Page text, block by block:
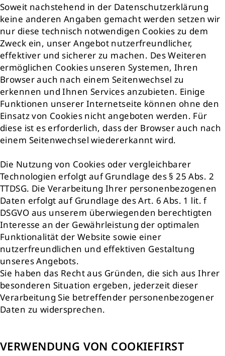
Soweit nachstehend in der Datenschutzerklärung
keine anderen Angaben gemacht werden setzen wir
nur diese technisch notwendigen Cookies zu dem
Zweck ein, unser Angebot nutzerfreundlicher,
effektiver und sicherer zu machen. Des Weiteren
ermöglichen Cookies unseren Systemen, Ihren
Browser auch nach einem Seitenwechsel zu
erkennen und Ihnen Services anzubieten. Einige
Funktionen unserer Internetseite können ohne den
Einsatz von Cookies nicht angeboten werden. Für
diese ist es erforderlich, dass der Browser auch nach
einem Seitenwechsel wiedererkannt wird.
Die Nutzung von Cookies oder vergleichbarer
Technologien erfolgt auf Grundlage des § 25 Abs. 2
TTDSG. Die Verarbeitung Ihrer personenbezogenen
Daten erfolgt auf Grundlage des Art. 6 Abs. 1 lit. f
DSGVO aus unserem überwiegenden berechtigten
Interesse an der Gewährleistung der optimalen
Funktionalität der Website sowie einer
nutzerfreundlichen und effektiven Gestaltung
unseres Angebots.
Sie haben das Recht aus Gründen, die sich aus Ihrer
besonderen Situation ergeben, jederzeit dieser
Verarbeitung Sie betreffender personenbezogener
Daten zu widersprechen.
VERWENDUNG VON COOKIEFIRST